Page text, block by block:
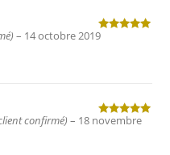
Note
– 14 octobre 2019
Note5sur
confirmé) – 18 novembre